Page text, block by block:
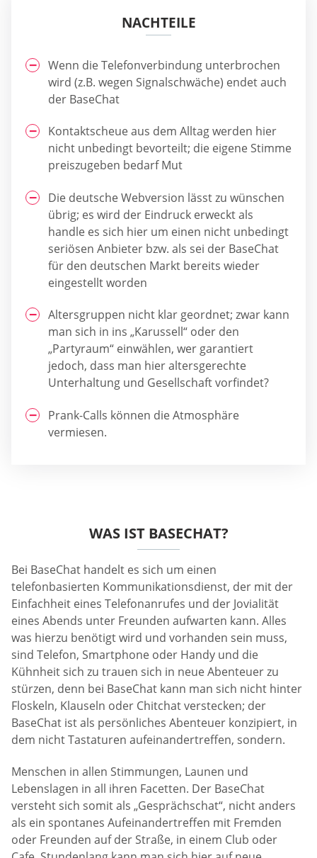
NACHTEILE
Wenn die Telefonverbindung unterbrochen
wird (z.B. wegen Signalschwäche) endet auch
der BaseChat
Kontaktscheue aus dem Alltag werden hier
nicht unbedingt bevorteilt; die eigene Stimme
preiszugeben bedarf Mut
Die deutsche Webversion lässt zu wünschen
übrig; es wird der Eindruck erweckt als
handle es sich hier um einen nicht unbedingt
seriösen Anbieter bzw. als sei der BaseChat
für den deutschen Markt bereits wieder
eingestellt worden
Altersgruppen nicht klar geordnet; zwar kann
man sich in ins „Karussell“ oder den
„Partyraum“ einwählen, wer garantiert
jedoch, dass man hier altersgerechte
Unterhaltung und Gesellschaft vorfindet?
Prank-Calls können die Atmosphäre
vermiesen.
WAS IST BASECHAT?
Bei BaseChat handelt es sich um einen
telefonbasierten Kommunikationsdienst, der mit der
Einfachheit eines Telefonanrufes und der Jovialität
eines Abends unter Freunden aufwarten kann. Alles
was hierzu benötigt wird und vorhanden sein muss,
sind Telefon, Smartphone oder Handy und die
Kühnheit sich zu trauen sich in neue Abenteuer zu
stürzen, denn bei BaseChat kann man sich nicht hinter
Floskeln, Klauseln oder Chitchat verstecken; der
BaseChat ist als persönliches Abenteuer konzipiert, in
dem nicht Tastaturen aufeinandertreffen, sondern.
Menschen in allen Stimmungen, Launen und
Lebenslagen in all ihren Facetten. Der BaseChat
versteht sich somit als „Gesprächschat“, nicht anders
als ein spontanes Aufeinandertreffen mit Fremden
oder Freunden auf der Straße, in einem Club oder